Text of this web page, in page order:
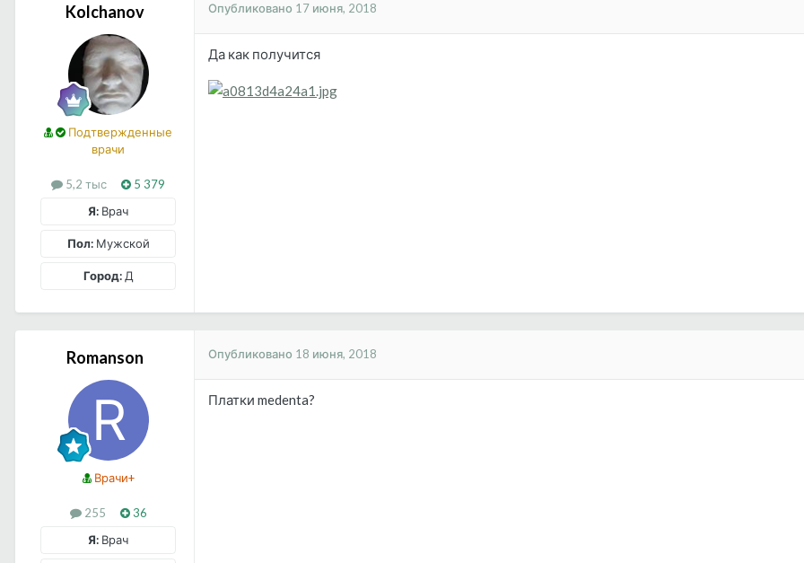
Kolchanov
Подтвержденные
врачи
5,2 тыс
5 379
Я: Врач
Пол:Мужской
Город:Д
Опубликовано 17 июня, 2018
Да как получится
Romanson
Врачи+
255
36
Я: Врач
Опубликовано 18 июня, 2018
Платки medenta?